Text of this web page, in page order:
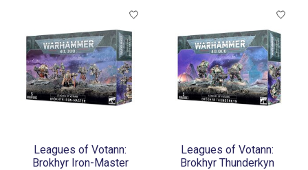
Leagues of Votann:
Brokhyr Iron-Master
Leagues of Votann:
Brokhyr Thunderkyn